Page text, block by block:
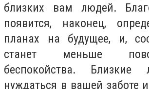
близких вам людей.
появится, наконец,
планах на будущее, и,
станет меньше
беспокойства. Близкие
нуждаться в вашей заботе